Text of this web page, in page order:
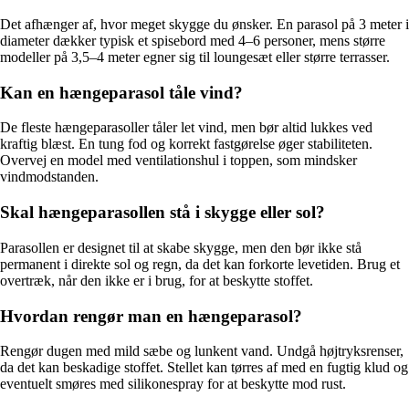
Det afhænger af, hvor meget skygge du ønsker. En parasol på 3 meter i
diameter dækker typisk et spisebord med 4–6 personer, mens større
modeller på 3,5–4 meter egner sig til loungesæt eller større terrasser.
Kan en hængeparasol tåle vind?
De fleste hængeparasoller tåler let vind, men bør altid lukkes ved
kraftig blæst. En tung fod og korrekt fastgørelse øger stabiliteten.
Overvej en model med ventilationshul i toppen, som mindsker
vindmodstanden.
Skal hængeparasollen stå i skygge eller sol?
Parasollen er designet til at skabe skygge, men den bør ikke stå
permanent i direkte sol og regn, da det kan forkorte levetiden. Brug et
overtræk, når den ikke er i brug, for at beskytte stoffet.
Hvordan rengør man en hængeparasol?
Rengør dugen med mild sæbe og lunkent vand. Undgå højtryksrenser,
da det kan beskadige stoffet. Stellet kan tørres af med en fugtig klud og
eventuelt smøres med silikonespray for at beskytte mod rust.